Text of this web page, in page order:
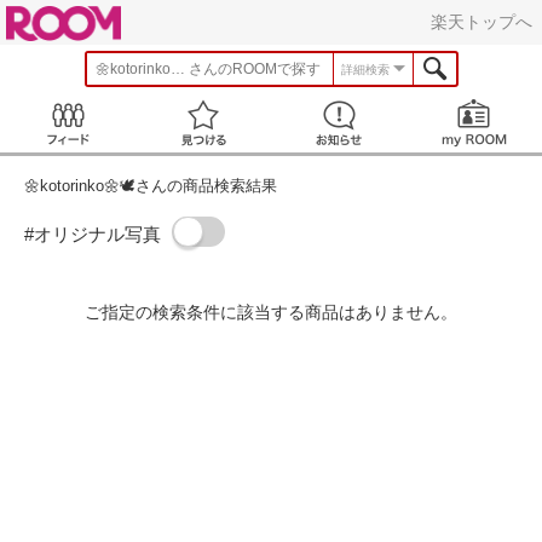
楽天トップへ
🌼kotorinko🌼🕊️さんのROOMで探す 詳細検索
見つける お知らせ
🌼kotorinko🌼🕊️さんの商品検索結果
#オリジナル写真
ご指定の検索条件に該当する商品はありません。